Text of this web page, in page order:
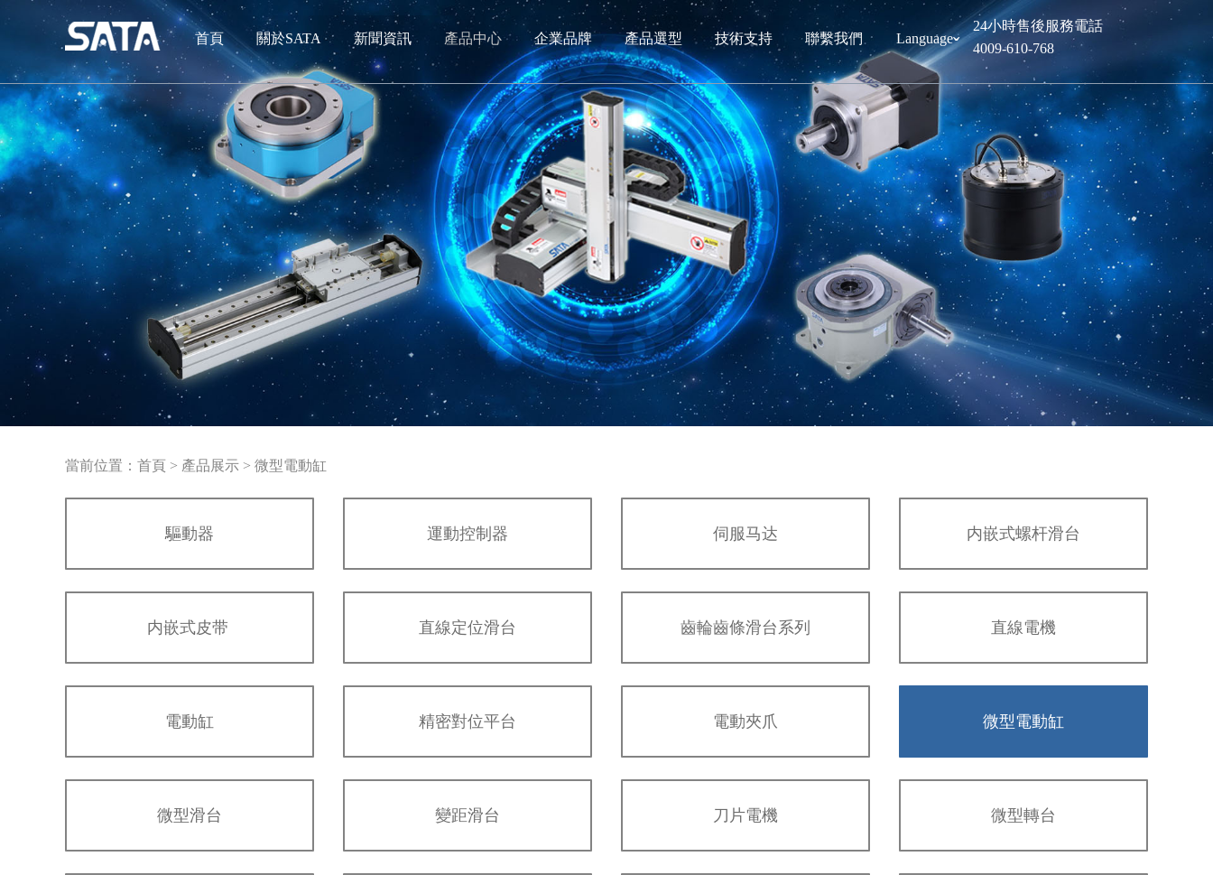
首頁 關於SATA 新聞資訊 產品中心 企業品牌 產品選型 技術支持 聯繫我們 Languageˇ
24小時售後服務電話
4009-610-768
當前位置： 首頁 > 產品展示 > 微型電動缸
驅動器 運動控制器 伺服马达 内嵌式螺杆滑台
内嵌式皮带 直線定位滑台 齒輪齒條滑台系列 直線電機
電動缸 精密對位平台 電動夾爪 微型電動缸
微型滑台 變距滑台 刀片電機 微型轉台